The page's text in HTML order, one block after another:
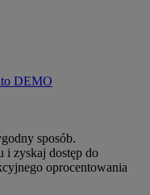
DEMO
sposób.
i zyskaj dostęp do
oprocentowania